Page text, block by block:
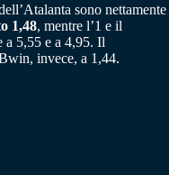
sono nettamente
1,48, mentre l’1 e il
a 5,55 e a 4,95. Il
invece, a 1,44.